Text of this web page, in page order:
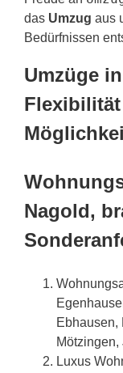
das Umzug aus
Bedürfnissen
Umzüge
Nagold,
Ebhausen,
Mötzingen,
Luxus